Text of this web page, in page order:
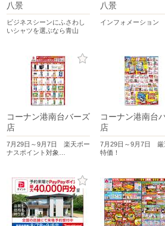
八景
ビジネスシーンにふさわし
いシャツを選ぶなら青山
八景
インフォメーション
コーナン港南台バーズ
店
7月29日～9月7日 楽天ボー
ナスポイント対象…
コーナン港南台
店
7月29日～9月7日
特価！